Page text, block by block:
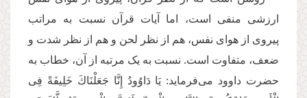
ارزشی منفی است، اما آیات قرآن نسبت به مراتب
پیروی از هوای نفس، هم از نظر لحن و هم از نظر شدت و
ضعف، متفاوت است. نسبت به یک مرتبه‌ از آن، خطاب به
حضرت داوود می‌فرماید: یَا دَاوُودُ إِنَّا جَعَلْنَاكَ خَلِیفَةً فِی